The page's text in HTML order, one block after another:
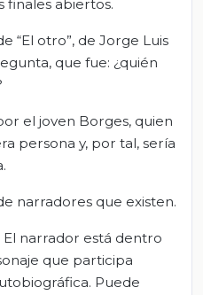
finales abiertos.
“El otro”, de Jorge Luis
que fue: ¿quién
el joven Borges, quien
persona y, por tal, sería
narradores que existen.
El narrador está dentro
que participa
Puede